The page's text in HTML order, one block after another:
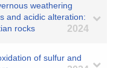
weathering
and acidic alteration:
rocks
2024
of sulfur and